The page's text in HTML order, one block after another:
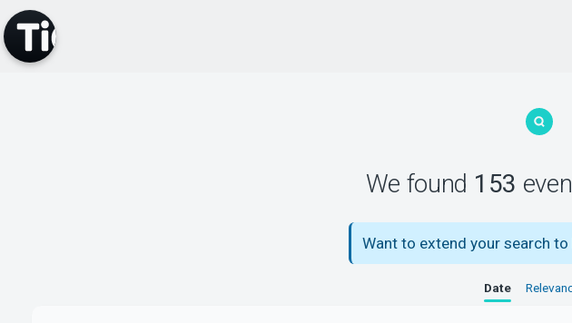
We found 153
Want to extend your search to
Date